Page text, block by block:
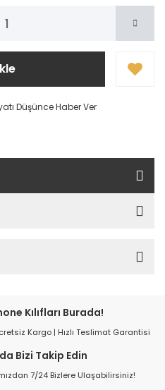
Düşünce Haber Ver
Kılıfları Burada!
Kargo | Hızlı Teslimat Garantisi
Bizi Takip Edin
7/24 Bizlere Ulaşabilirsiniz!